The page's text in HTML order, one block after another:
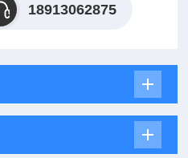
18913062875